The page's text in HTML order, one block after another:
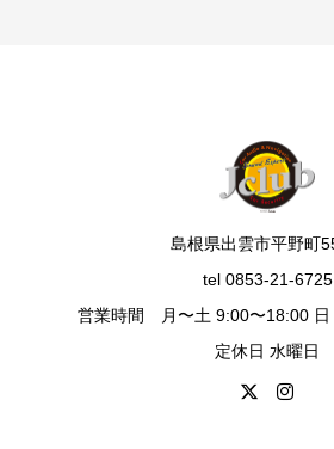
島根県出雲市平野町
tel 0853-21-6725
営業時間 月〜土 9:00〜18:00 日
定休日 水曜日